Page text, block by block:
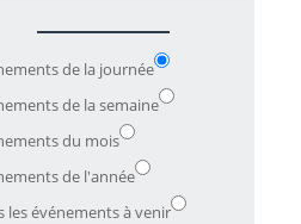
de la journée
de la semaine
du mois
de l'année
les événements à venir